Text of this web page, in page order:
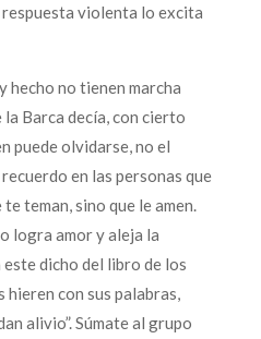
respuesta violenta lo excita
hecho no tienen marcha
Barca decía, con cierto
puede olvidarse, no el
en las personas que
teman, sino que le amen.
logra amor y aleja la
dicho del libro de los
hieren con sus palabras,
alivio”. Súmate al grupo